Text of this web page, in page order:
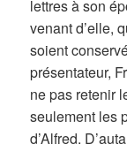
lettres à son
venant d’elle,
soient
présentateur,
ne pas retenir
seulement les
d’Alfred.